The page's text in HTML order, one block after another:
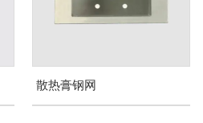
散热膏钢网